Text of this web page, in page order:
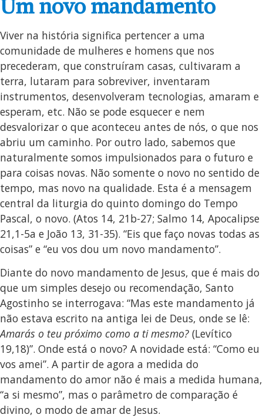
Um novo mandamento
Viver na história significa pertencer a uma
comunidade de mulheres e homens que nos
precederam, que construíram casas, cultivaram a
terra, lutaram para sobreviver, inventaram
instrumentos, desenvolveram tecnologias, amaram e
esperam, etc. Não se pode esquecer e nem
desvalorizar o que aconteceu antes de nós, o que nos
abriu um caminho. Por outro lado, sabemos que
naturalmente somos impulsionados para o futuro e
para coisas novas. Não somente o novo no sentido de
tempo, mas novo na qualidade. Esta é a mensagem
central da liturgia do quinto domingo do Tempo
Pascal, o novo. (Atos 14, 21b-27; Salmo 14, Apocalipse
21,1-5a e João 13, 31-35). “Eis que faço novas todas as
coisas” e “eu vos dou um novo mandamento”.
Diante do novo mandamento de Jesus, que é mais do
que um simples desejo ou recomendação, Santo
Agostinho se interrogava: “Mas este mandamento já
não estava escrito na antiga lei de Deus, onde se lê:
Amarás o teu próximo como a ti mesmo? (Levítico
19,18)”. Onde está o novo? A novidade está: “Como eu
vos amei”. A partir de agora a medida do
mandamento do amor não é mais a medida humana,
“a si mesmo”, mas o parâmetro de comparação é
divino, o modo de amar de Jesus.